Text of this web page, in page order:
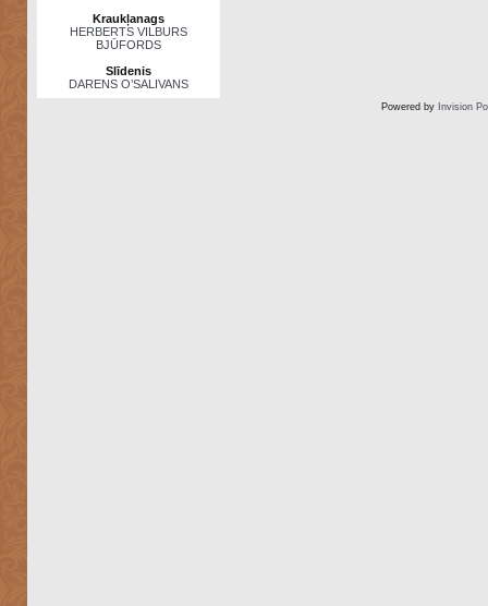
Kraukļanags
HERBERTS VILBURS
BJŪFORDS
Slīdenis
DARENS O’SALIVANS
Powered by Invision